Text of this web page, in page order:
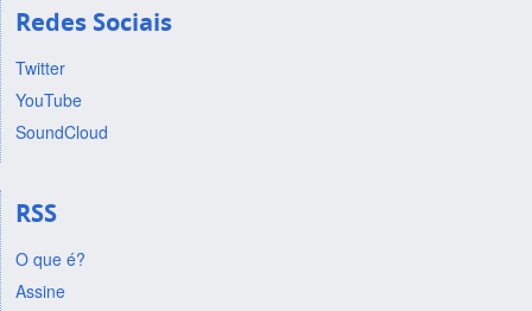
Redes Sociais
Twitter
YouTube
SoundCloud
RSS
O que é?
Assine